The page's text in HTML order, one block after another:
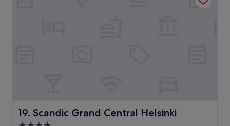
19. Scandic Grand Central Helsinki
Scandic Grand Central Helsinki